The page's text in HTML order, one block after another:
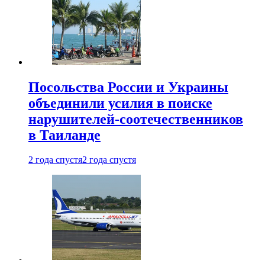
Посольства России и Украины
объединили усилия в поиске
нарушителей-соотечественников
в Таиланде
2 года спустя2 года спустя